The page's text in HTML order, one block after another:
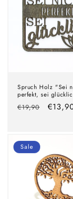
Spruch Holz "Sei
perfekt, sei
Normaler
€19,90
Sale